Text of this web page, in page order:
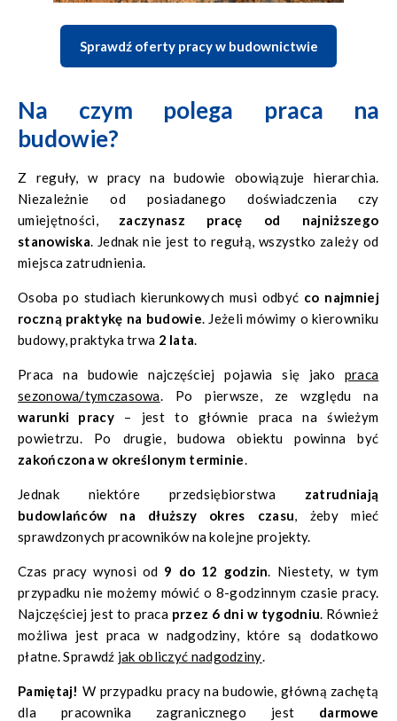
Sprawdź oferty pracy w budownictwie
Na czym polega praca na
budowie?
Z reguły, w pracy na budowie obowiązuje hierarchia.
Niezależnie od posiadanego doświadczenia czy
umiejętności, zaczynasz pracę od najniższego
stanowiska. Jednak nie jest to regułą, wszystko zależy od
miejsca zatrudnienia.
Osoba po studiach kierunkowych musi odbyć co najmniej
roczną praktykę na budowie. Jeżeli mówimy o kierowniku
budowy, praktyka trwa 2 lata.
Praca na budowie najczęściej pojawia się jako praca
sezonowa/tymczasowa. Po pierwsze, ze względu na
warunki pracy– jest to głównie praca na świeżym
powietrzu. Po drugie, budowa obiektu powinna być
zakończona w określonym terminie.
Jednak niektóre przedsiębiorstwa zatrudniają
budowlańców na dłuższy okres czasu, żeby mieć
sprawdzonych pracowników na kolejne projekty.
Czas pracy wynosi od 9 do 12 godzin. Niestety, w tym
przypadku nie możemy mówić o 8-godzinnym czasie pracy.
Najczęściej jest to praca przez 6 dni w tygodniu. Również
możliwa jest praca w nadgodziny, które są dodatkowo
płatne. Sprawdź jak obliczyć nadgodziny.
Pamiętaj! W przypadku pracy na budowie, główną zachętą
dla pracownika zagranicznego jest darmowe